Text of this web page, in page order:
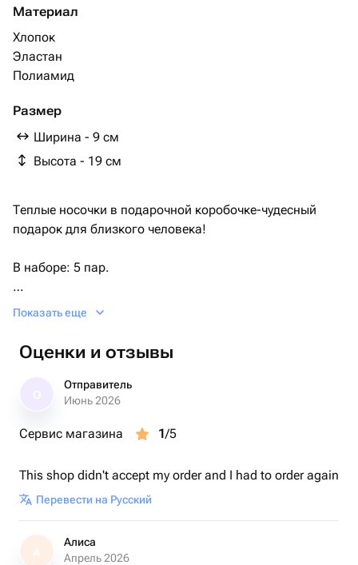
Материал
Хлопок
Эластан
Полиамид
Размер
Ширина - 9 см
Высота - 19 см
Теплые носочки в подарочной коробочке-чудесный
подарок для близкого человека!
В наборе: 5 пар.
Размер: 35-38.
Показать еще
Оценки и отзывы
Отправитель
Июнь 2026
Сервис магазина 1/5
This shop didn't accept my order and I had to order again
Перевести на Русский
А
Алиса
Апрель 2026